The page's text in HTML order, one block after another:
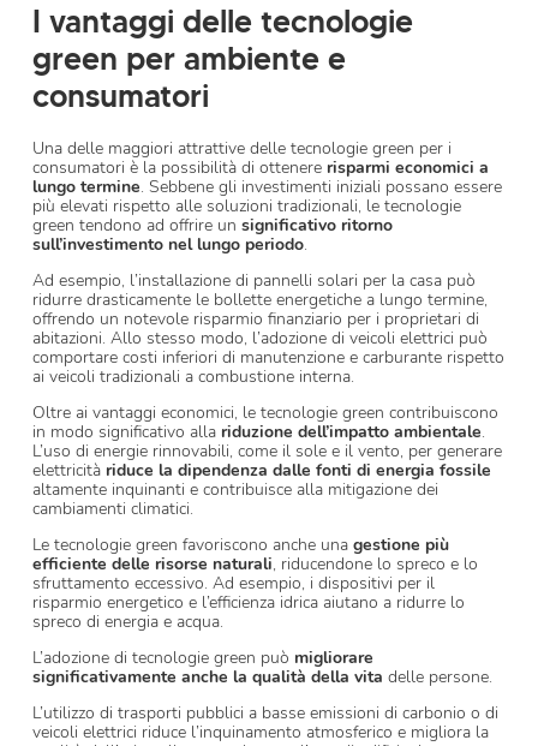
I vantaggi delle tecnologie
green per ambiente e
consumatori
Una delle maggiori attrattive delle tecnologie green per i
consumatori è la possibilità di ottenere risparmi economici a
lungo termine. Sebbene gli investimenti iniziali possano essere
più elevati rispetto alle soluzioni tradizionali, le tecnologie
green tendono ad offrire un significativo ritorno
sull’investimento nel lungo periodo.
Ad esempio, l’installazione di pannelli solari per la casa può
ridurre drasticamente le bollette energetiche a lungo termine,
offrendo un notevole risparmio finanziario per i proprietari di
abitazioni. Allo stesso modo, l’adozione di veicoli elettrici può
comportare costi inferiori di manutenzione e carburante rispetto
ai veicoli tradizionali a combustione interna.
Oltre ai vantaggi economici, le tecnologie green contribuiscono
in modo significativo alla riduzione dell’impatto ambientale.
L’uso di energie rinnovabili, come il sole e il vento, per generare
elettricità riduce la dipendenza dalle fonti di energia fossile
altamente inquinanti e contribuisce alla mitigazione dei
cambiamenti climatici.
Le tecnologie green favoriscono anche una gestione più
efficiente delle risorse naturali, riducendone lo spreco e lo
sfruttamento eccessivo. Ad esempio, i dispositivi per il
risparmio energetico e l’efficienza idrica aiutano a ridurre lo
spreco di energia e acqua.
L’adozione di tecnologie green può migliorare
significativamente anche la qualità della vita delle persone.
L’utilizzo di trasporti pubblici a basse emissioni di carbonio o di
veicoli elettrici riduce l’inquinamento atmosferico e migliora la